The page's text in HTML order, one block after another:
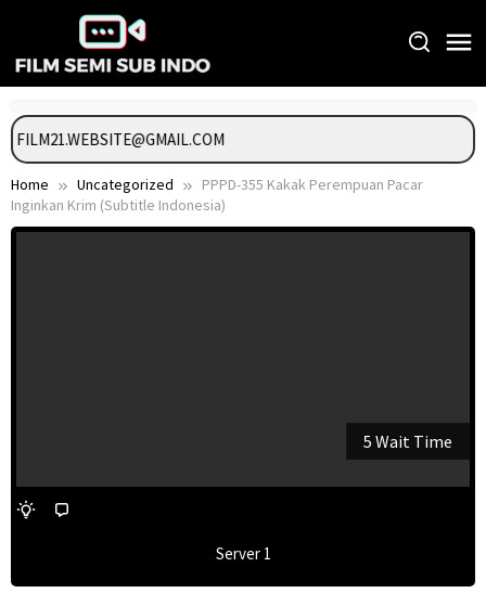
content
FILM21.WEBSITE@GMAIL.COM
Home Uncategorized
PPPD-355 Kakak Perempuan Pacar
Inginkan Krim (Subtitle Indonesia)
5 Wait Time
Server 1